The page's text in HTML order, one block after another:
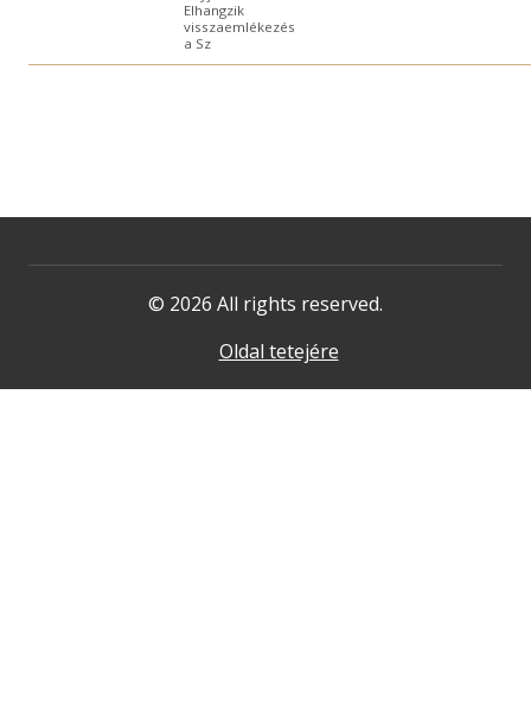
Elhangzik
visszaemlékezés
a Sz
© 2026 All rights reserved.
Oldal tetejére